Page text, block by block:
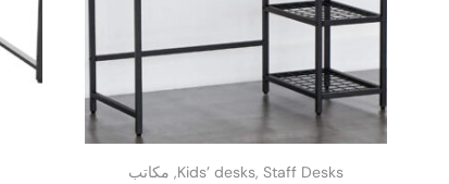
Kids’ desks, Staff Desks
, مكاتب